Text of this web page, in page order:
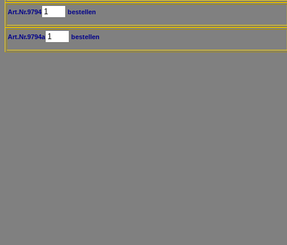
Art.Nr.9794 bestellen
Art.Nr.9794a bestellen